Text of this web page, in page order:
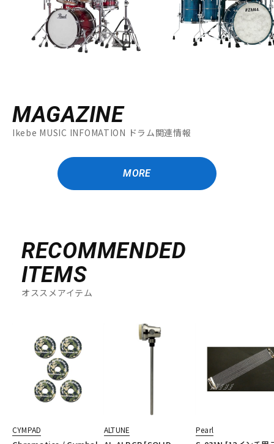
MAGAZINE
Ikebe MUSIC INFOMATION ドラム関連情報
MORE
RECOMMENDED
ITEMS
オススメアイテム
CYMPAD ALTUNE Pearl